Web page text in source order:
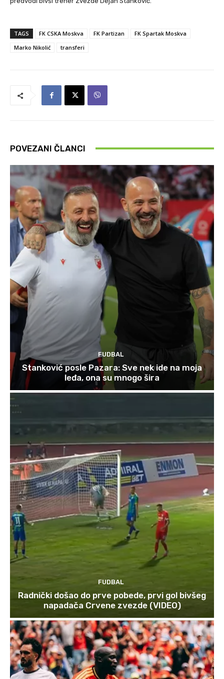
TAGS FK CSKA Moskva FK Partizan
FK Spartak Moskva
Marko Nikolić
transferi
POVEZANI ČLANCI
FUDBAL
Stanković posle Pazara: Sve nek ide na moja
leđa, ona su mnogo šira
FUDBAL
Radnički došao do prve pobede, prvi gol bivšeg
napadača Crvene zvezde (VIDEO)